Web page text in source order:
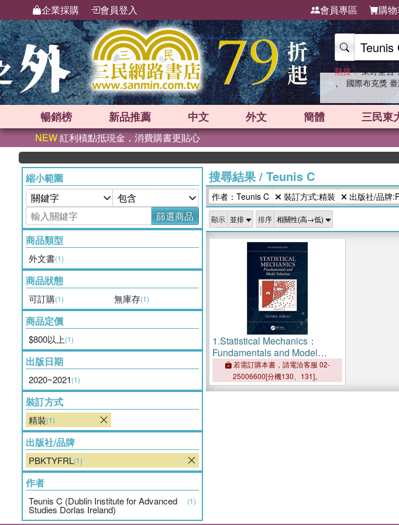
企業採購 會員登入 會員專區 購
熱搜： 東野圭吾
、 國際布克獎
暢銷榜 新品推薦 中文 外文 簡體 三民東
NEW紅利積點抵現金，消費購書更貼心
縮小範圍
篩選商品
商品類型
外文書(1)
商品狀態
可訂購(1) 無庫存(1)
商品定價
$800以上(1)
出版日期
2020~2021(1)
裝訂方式
精裝(1)
出版社/品牌
PBKTYFRL(1)
作者
Teunis C (Dublin Institute for Advanced
Studies Dorlas Ireland)
(1)
搜尋結果/ Teunis C
作者：Teunis C 裝訂方式:精裝 出版社/品牌
顯示 排序
1.Statistical Mechanics：
Fundamentals and Model
Solutions
若需訂購本書，請電洽客服 02-
25006600[分機130、131]。